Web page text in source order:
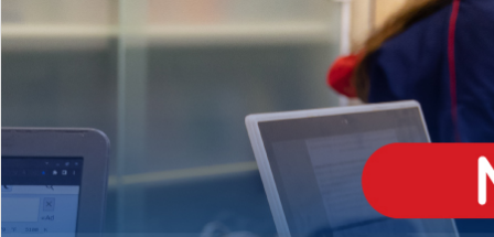
MÉDIO
igh School
Dupla Diplomação